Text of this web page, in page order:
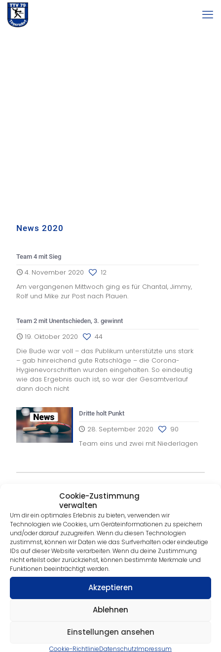
Cookie-Zustimmung
verwalten
Um dir ein optimales Erlebnis zu bieten, verwenden wir
Technologien wie Cookies, um Geräteinformationen zu speichern
und/oder darauf zuzugreifen. Wenn du diesen Technologien
zustimmst, können wir Daten wie das Surfverhalten oder eindeutige
IDs auf dieser Website verarbeiten. Wenn du deine Zustimmung
nicht erteilst oder zurückziehst, können bestimmte Merkmale und
Funktionen beeinträchtigt werden.
Akzeptieren
Ablehnen
Einstellungen ansehen
Cookie-RichtlinieDatenschutzImpressum
News 2020
Team 4 mit Sieg
4. November 2020
12
Am vergangenen Mittwoch ging es für Chantal, Jimmy,
Rolf und Mike zur Post nach Plauen.
Team 2 mit Unentschieden, 3. gewinnt
19. Oktober 2020
44
Die Bude war voll – das Publikum unterstützte uns stark
– gab hinreichend gute Ratschläge – die Corona-
Hygienevorschriften wurden eingehalten. So eindeutig
wie das Ergebnis auch ist, so war der Gesamtverlauf
dann doch nicht
Dritte holt Punkt
28. September 2020
90
Team eins und zwei mit Niederlagen
Archiv
News aus den vergangenen Jahren